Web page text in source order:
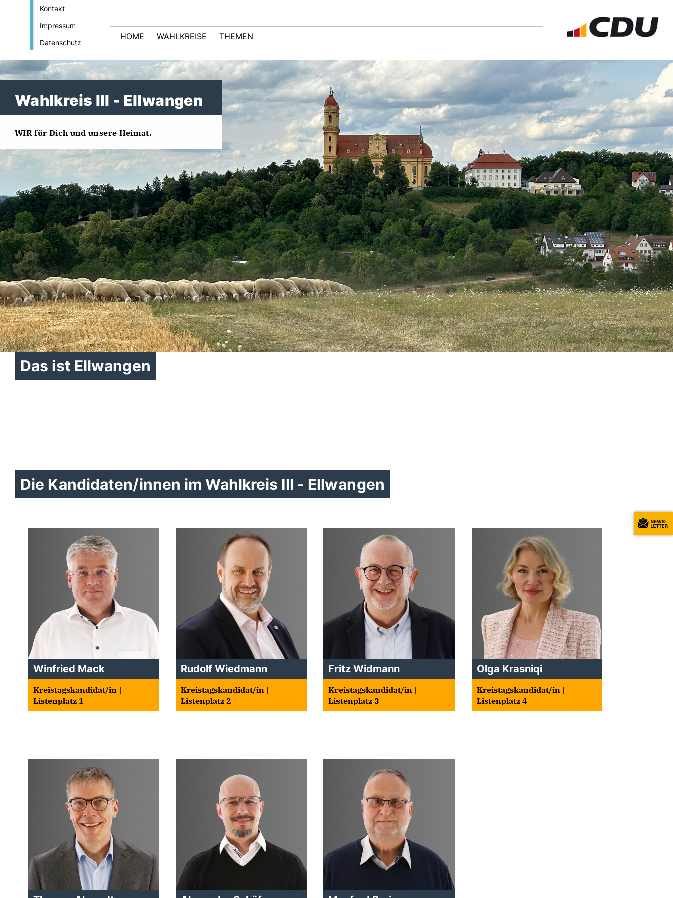
Kontakt
Impressum
Datenschutz
HOME WAHLKREISE THEMEN
Wahlkreis III - Ellwangen
WIR für Dich und unsere Heimat.
Das ist Ellwangen
Die Kandidaten/innen im Wahlkreis III - Ellwangen
Winfried Mack
Kreistagskandidat/in |
Listenplatz 1
Rudolf Wiedmann
Kreistagskandidat/in |
Listenplatz 2
Fritz Widmann
Kreistagskandidat/in |
Listenplatz 3
Olga Krasniqi
Kreistagskandidat/in |
Listenplatz 4